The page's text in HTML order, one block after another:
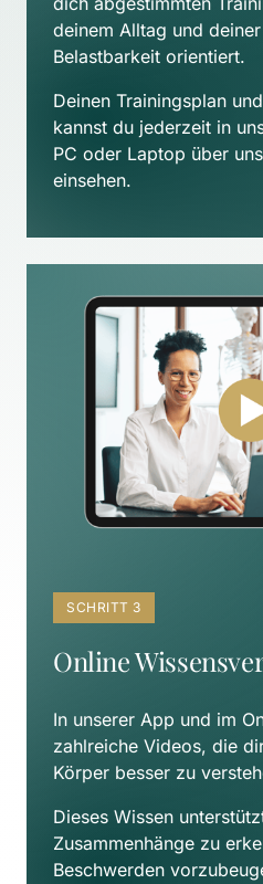
deinem Alltag und
Belastbarkeit orientiert.
Deinen Trainingsplan
kannst du jederzeit in
PC oder Laptop über
einsehen.
SCHRITT 3
Online
In unserer App und im
zahlreiche Videos, die
Körper besser zu
Dieses Wissen
Zusammenhänge zu
Beschwerden